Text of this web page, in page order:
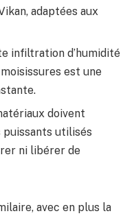
adaptées aux
infiltration d’humidité
est une
doivent
utilisés
ni libérer de
avec en plus la